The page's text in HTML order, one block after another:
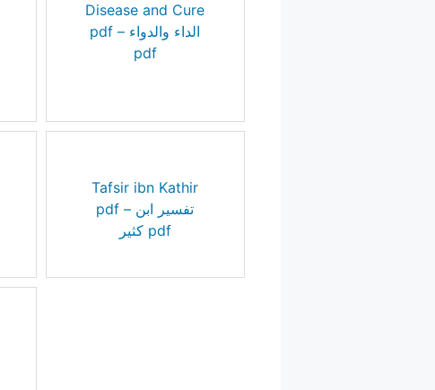
Disease and Cure
pdf – الداء والدواء
pdf
Tafsir ibn Kathir
pdf – تفسير ابن
كثير pdf